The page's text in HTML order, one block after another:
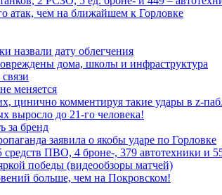
атак, чем на ближайшем к Горловке
назвали дату облегчения
дома, школы и инфраструктура
меняется
цинично комментируя такие удары в z-
выросло до 21-го человека!
за бренд
заявила о якобы ударе по Горловке
ПВО, 4 броне-, 379 автотехники и
победы (видеообзоры матчей)
больше, чем на Покровском!